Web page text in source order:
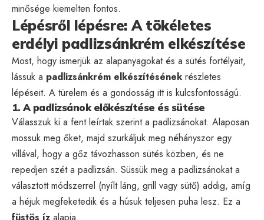
minősége kiemelten fontos.
Lépésről lépésre: A tökéletes
erdélyi padlizsánkrém elkészítése
Most, hogy ismerjük az alapanyagokat és a sütés fortélyait,
lássuk a padlizsánkrém elkészítésének részletes
lépéseit. A türelem és a gondosság itt is kulcsfontosságú.
1. A padlizsánok előkészítése és sütése
Válasszuk ki a fent leírtak szerint a padlizsánokat. Alaposan
mossuk meg őket, majd szurkáljuk meg néhányszor egy
villával, hogy a gőz távozhasson sütés közben, és ne
repedjen szét a padlizsán. Süssük meg a padlizsánokat a
választott módszerrel (nyílt láng, grill vagy sütő) addig, amíg
a héjuk megfeketedik és a húsuk teljesen puha lesz. Ez a
füstös íz alapja.